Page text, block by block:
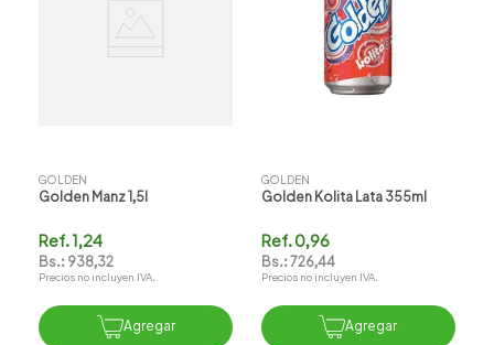
GOLDEN
Golden Manz 1,5l
Ref.1,24
Bs.: 938,32
Precios no incluyen IVA.
Agregar
GOLDEN
Golden Kolita Lata 355ml
Ref.0,96
Bs.:726,44
Precios no incluyen IVA.
Agregar